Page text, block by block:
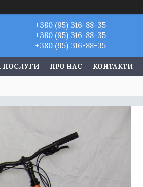
+380 (95) 316-88-35
+380 (95) 316-88-35
+380 (95) 316-88-35
ПОСЛУГИ ПРО НАС КОНТАКТИ